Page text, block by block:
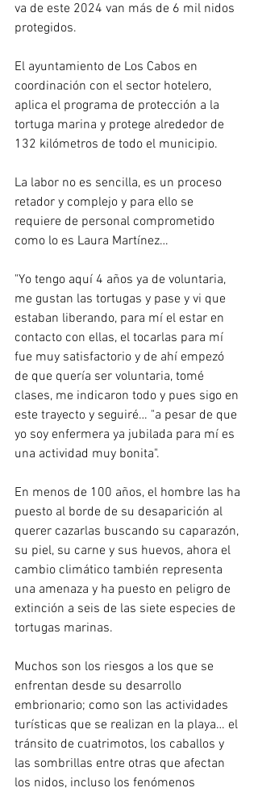
va de este 2024 van más de 6 mil nidos
protegidos.
El ayuntamiento de Los Cabos en
coordinación con el sector hotelero,
aplica el programa de protección a la
tortuga marina y protege alrededor de
132 kilómetros de todo el municipio.
La labor no es sencilla, es un proceso
retador y complejo y para ello se
requiere de personal comprometido
como lo es Laura Martínez…
"Yo tengo aquí 4 años ya de voluntaria,
me gustan las tortugas y pase y vi que
estaban liberando, para mí el estar en
contacto con ellas, el tocarlas para mí
fue muy satisfactorio y de ahí empezó
de que quería ser voluntaria, tomé
clases, me indicaron todo y pues sigo en
este trayecto y seguiré… "a pesar de que
yo soy enfermera ya jubilada para mí es
una actividad muy bonita".
En menos de 100 años, el hombre las ha
puesto al borde de su desaparición al
querer cazarlas buscando su caparazón,
su piel, su carne y sus huevos, ahora el
cambio climático también representa
una amenaza y ha puesto en peligro de
extinción a seis de las siete especies de
tortugas marinas.
Muchos son los riesgos a los que se
enfrentan desde su desarrollo
embrionario; como son las actividades
turísticas que se realizan en la playa… el
tránsito de cuatrimotos, los caballos y
las sombrillas entre otras que afectan
los nidos, incluso los fenómenos